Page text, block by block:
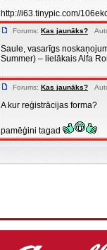
http://i63.tinypic.com/
Forums: Kas jaunāks?
Saule, vasarīgs
Summer) – lielākais Alfa
Forums: Kas jaunāks?
A kur reģistrācijas forma?
pamēģini tagad